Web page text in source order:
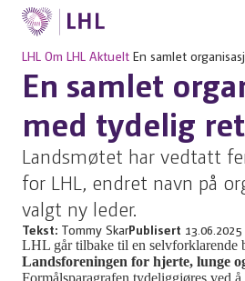
LHL Om LHL Aktuelt En samlet
En samlet
med tydelig
Landsmøtet har vedtatt
for LHL, endret navn på
valgt ny leder.
Tekst: Tommy SkarPublisert 13.06.2025
LHL går tilbake til en selvforklarende
Landsforeningen for hjerte, lunge
Formålsparagrafen tydeliggjøres ved